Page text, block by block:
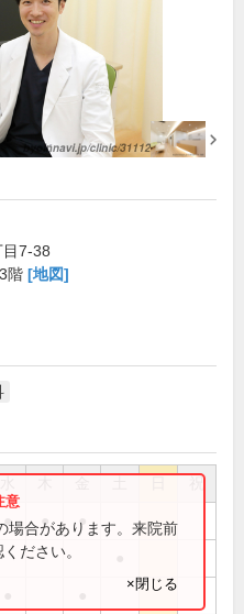
7-38
階 [地図]
祝
● ● ●
場合があります。来院前
ださい。
×閉じる